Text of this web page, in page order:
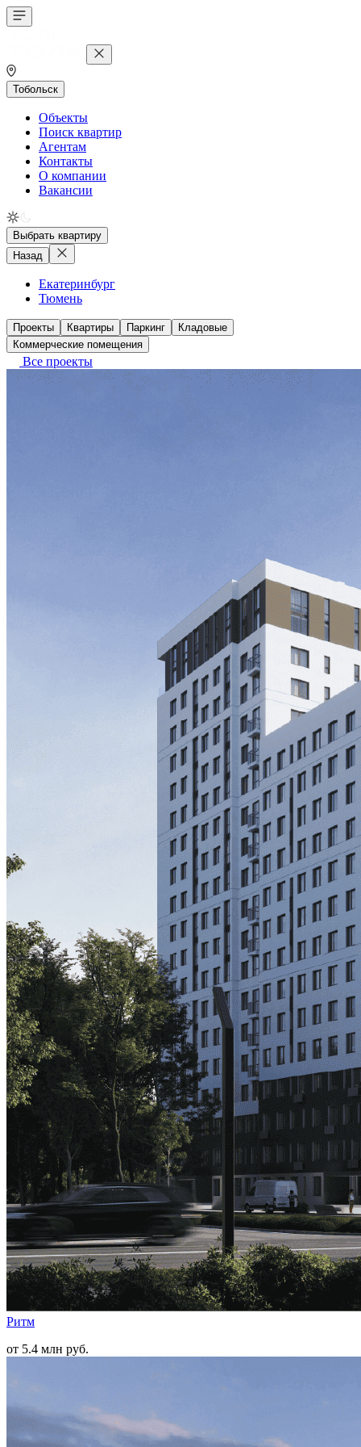
Тобольск
Объекты
Поиск квартир
Агентам
Контакты
О компании
Вакансии
Выбрать квартиру
Назад
Екатеринбург
Тюмень
Проекты Квартиры Паркинг
Кладовые
Коммерческие помещения
Все проекты
Ритм
от 5.4 млн руб.